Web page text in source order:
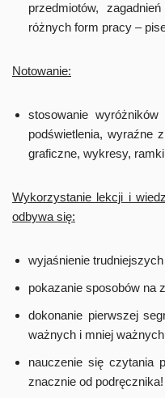
przedmiotów,
różnych form pracy –
Notowanie:
stosowanie
podświetlenia, wyraźne
graficzne, wykresy,
Wykorzystanie lekcji i
odbywa się:
wyjaśnienie
pokazanie sposobów na
dokonanie pierwszej
ważnych i mniej
nauczenie się czytania
znacznie od podręcznika!